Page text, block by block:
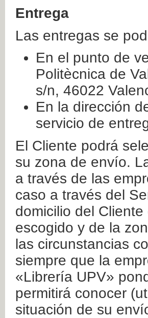
Entrega
Las entregas se
En el punto de
Politècnica de
s/n, 46022
En la dirección
servicio de
El Cliente podrá
su zona de envío.
a través de las
caso a través del
domicilio del
escogido y de la
las circunstancias
siempre que la
«Librería UPV»
permitirá conocer
situación de su